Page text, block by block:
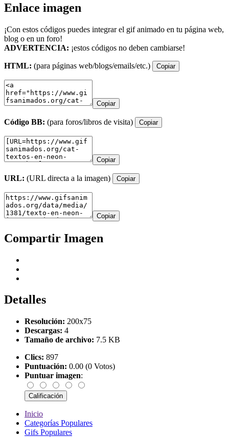
Enlace imagen
¡Con estos códigos puedes integrar el gif animado en tu página web,
blog o en un foro!
ADVERTENCIA: ¡estos códigos no deben cambiarse!
HTML: (para páginas web/blogs/emails/etc.) Copiar
Copiar
Código BB: (para foros/libros de visita) Copiar
Copiar
URL: (URL directa a la imagen) Copiar
Copiar
Compartir Imagen
Detalles
Resolución: 200x75
Descargas: 4
Tamaño de archivo: 7.5 KB
Clics: 897
Puntuación: 0.00 (0 Votos)
Puntuar imagen:
Inicio
Categorías Populares
Gifs Populares